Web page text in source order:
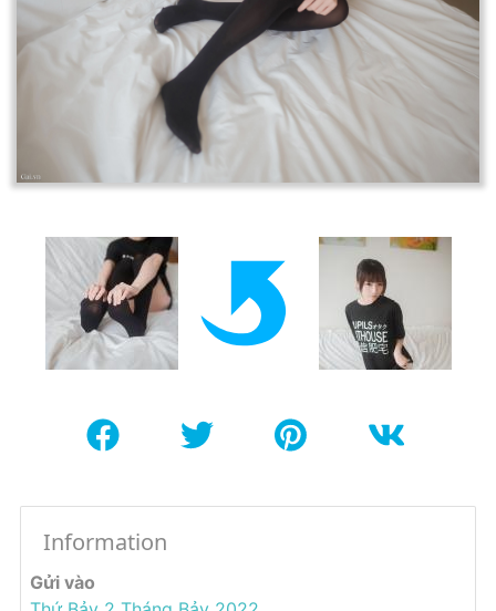
Information
Gửi vào